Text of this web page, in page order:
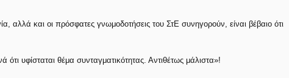
αλλά και οι πρόσφατες γνωμοδοτήσεις του ΣτΕ συνηγορούν, είναι βέβαιο ότι
υφίσταται θέμα συνταγματικότητας. Αντιθέτως μάλιστα»!